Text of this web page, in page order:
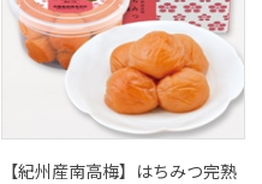
【紀州産南高梅】はちみつ完熟